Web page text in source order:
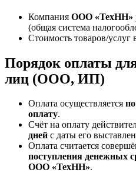
Компания ООО «ТехНН»
(общая система
Стоимость товаров/услуг
Порядок оплаты
лиц (ООО, ИП)
Оплата осуществляется
оплату.
Счёт на оплату
дней с даты его
Оплата считается
поступления денежных
ООО «ТехНН».